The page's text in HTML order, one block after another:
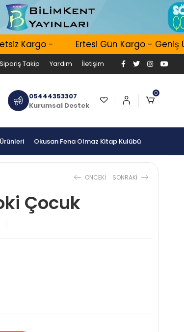
Kargo - Ertesi Gün Kargo - Geniş
Sipariş Takip Yardım İletişim
05444353307
Kurumsal Destek
0
Okusan Fena Olmaz Kitap Kulübü
ONCEKI SONRAKI
Çocuk